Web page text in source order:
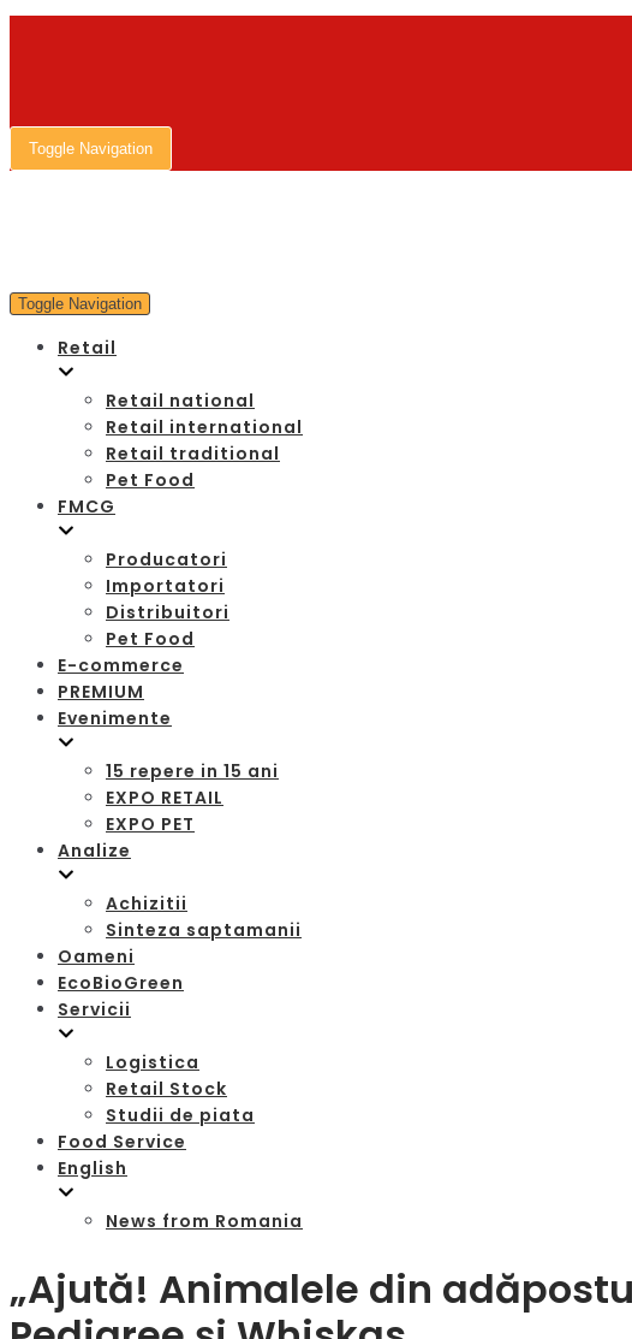
Toggle Navigation
Toggle Navigation
Retail
Retail national
Retail international
Retail traditional
Pet Food
FMCG
Producatori
Importatori
Distribuitori
Pet Food
E-commerce
PREMIUM
Evenimente
15 repere in 15 ani
EXPO RETAIL
EXPO PET
Analize
Achizitii
Sinteza saptamanii
Oameni
EcoBioGreen
Servicii
Logistica
Retail Stock
Studii de piata
Food Service
English
News from Romania
„Ajută! Animalele din